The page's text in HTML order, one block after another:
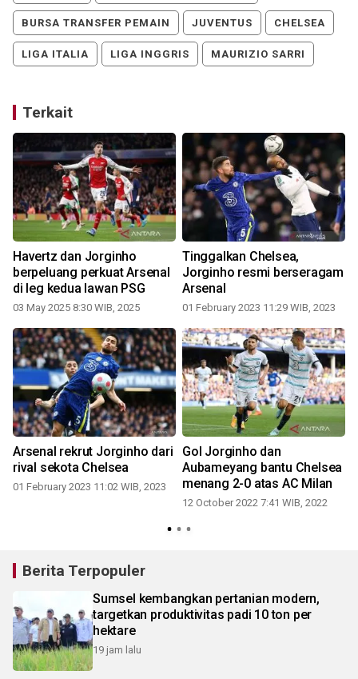
BURSA TRANSFER PEMAIN JUVENTUS CHELSEA
LIGA ITALIA LIGA INGGRIS MAURIZIO SARRI
Terkait
Havertz dan Jorginho
berpeluang perkuat Arsenal
di leg kedua lawan PSG
03 May 2025 8:30 WIB, 2025
Tinggalkan Chelsea,
Jorginho resmi berseragam
Arsenal
01 February 2023 11:29 WIB, 2023
Arsenal rekrut Jorginho dari
rival sekota Chelsea
01 February 2023 11:02 WIB, 2023
Gol Jorginho dan
Aubameyang bantu Chelsea
menang 2-0 atas AC Milan
12 October 2022 7:41 WIB, 2022
Berita Terpopuler
Sumsel kembangkan pertanian modern,
targetkan produktivitas padi 10 ton per
hektare
19 jam lalu